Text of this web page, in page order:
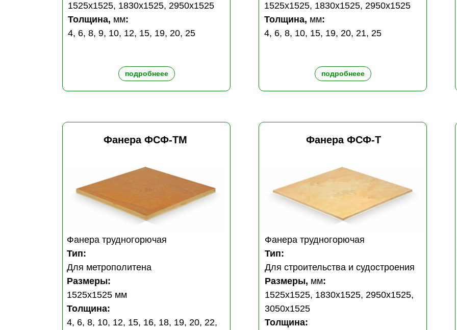
подробнеее
1525х1525, 1830х1525, 2950х1525
Толщина, мм:
4, 6, 8, 9, 10, 12, 15, 19, 20, 25
подробнеее
1525х1525, 1830х1525, 2950х1525
Толщина, мм:
4, 6, 8, 10, 15, 19, 20, 21, 25
Фанера трудногорючая
Тип:
Для строительства и судостроения
Размеры, мм:
1525х1525, 1830х1525, 2950х1525,
3050х1525
Толщина:
Фанера ФСФ-Т
Фанера трудногорючая
Тип:
Для метрополитена
Размеры:
1525x1525 мм
Толщина:
4, 6, 8, 10, 12, 15, 16, 18, 19, 20, 22,
Фанера ФСФ-ТМ